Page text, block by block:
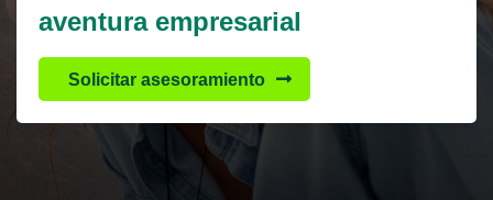
aventura empresarial
Solicitar asesoramiento